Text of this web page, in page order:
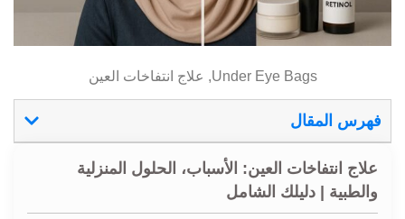
Under Eye Bags, علاج انتفاخات العين
فهرس المقال
علاج انتفاخات العين: الأسباب، الحلول المنزلية
والطبية | دليلك الشامل